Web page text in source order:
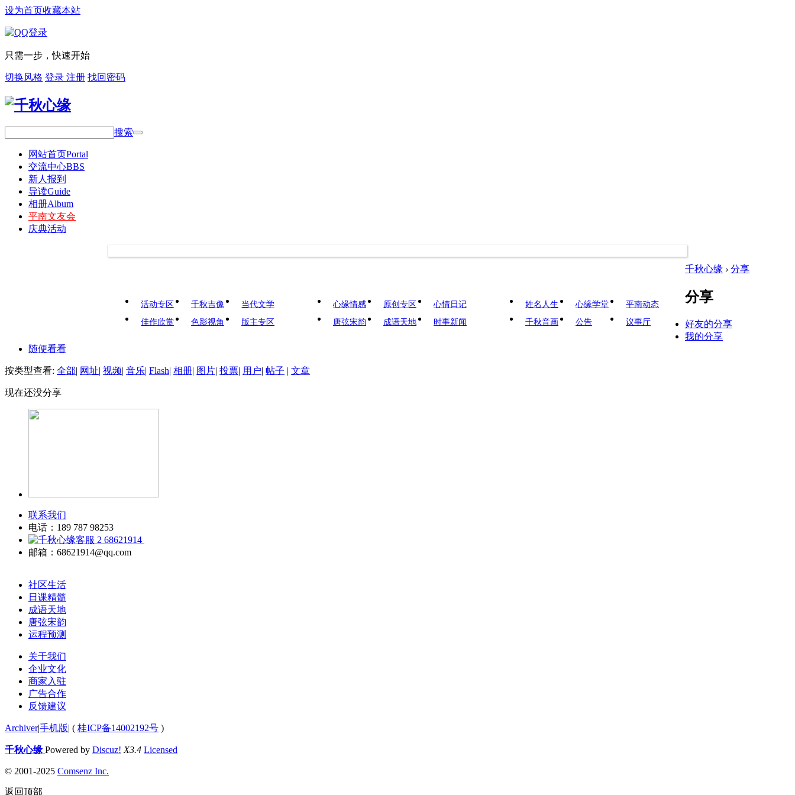
设为首页收藏本站
只需一步，快速开始
切换风格 登录 注册 找回密码
搜索
网站首页Portal
交流中心BBS
新人报到
导读Guide
相册Album
平南文友会
庆典活动
活动专区 千秋吉像
当代文学
佳作欣赏
色影视角 版主专区
心缘情感 原创专区
心情日记
唐弦宋韵
成语天地 时事新闻
姓名人生 心缘学堂
平南动态
千秋音画
公告 议事厅
千秋心缘 › 分享
分享
好友的分享
我的分享
随便看看
按类型查看: 全部| 网址| 视频| 音乐| Flash| 相册| 图片| 投票| 用户| 帖子 | 文章
现在还没分享
联系我们
电话：189 787 98253
68621914
邮箱：68621914@qq.com
社区生活
日课精髓
成语天地
唐弦宋韵
运程预测
关于我们
企业文化
商家入驻
广告合作
反馈建议
Archiver|手机版| ( 桂ICP备14002192号 )
千秋心缘 Powered by Discuz! X3.4 Licensed
© 2001-2025 Comsenz Inc.
返回顶部